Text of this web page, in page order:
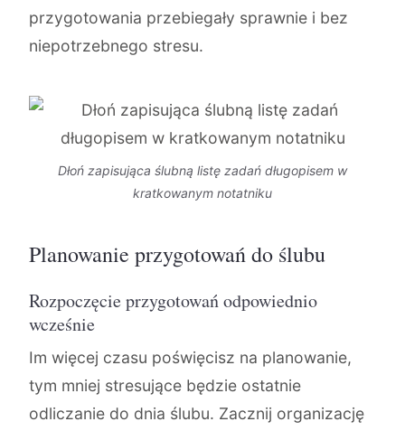
przygotowania przebiegały sprawnie i bez
niepotrzebnego stresu.
Dłoń zapisująca ślubną listę zadań długopisem w
kratkowanym notatniku
Planowanie przygotowań do ślubu
Rozpoczęcie przygotowań odpowiednio
wcześnie
Im więcej czasu poświęcisz na planowanie,
tym mniej stresujące będzie ostatnie
odliczanie do dnia ślubu. Zacznij organizację